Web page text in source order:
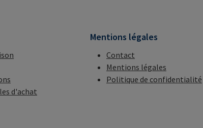
d'achat
Mentions légales
Contact
Mentions légales
Politique de confidentialité